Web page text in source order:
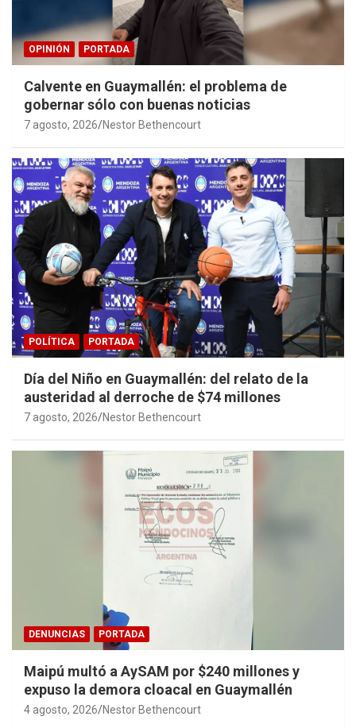
OPINIÓN PORTADA
Calvente en Guaymallén: el problema de
gobernar sólo con buenas noticias
7 agosto, 2026 Nestor Bethencourt
POLÍTICA PORTADA
Día del Niño en Guaymallén: del relato de la
austeridad al derroche de $74 millones
7 agosto, 2026 Nestor Bethencourt
DENUNCIAS PORTADA
Maipú multó a AySAM por $240 millones y
expuso la demora cloacal en Guaymallén
4 agosto, 2026 Nestor Bethencourt